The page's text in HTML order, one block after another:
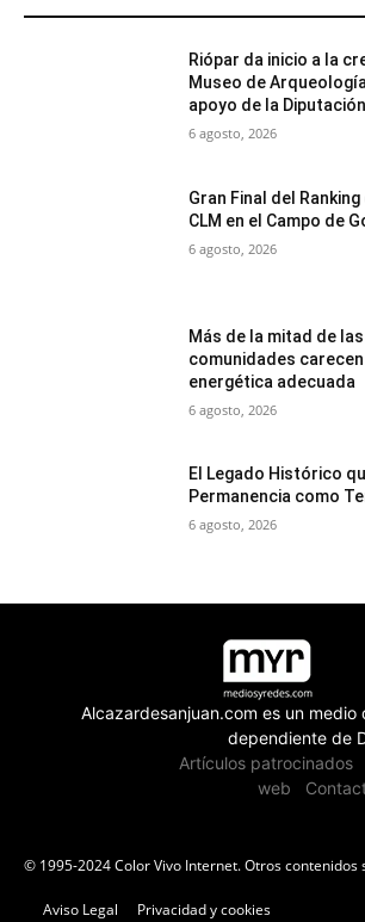
Riópar da inicio a la
Museo de
apoyo de la
6 agosto, 2026
Gran Final del
CLM en el Campo de
6 agosto, 2026
Más de la mitad de
comunidades
energética adecuada
6 agosto, 2026
El Legado Histórico
Permanencia como
6 agosto, 2026
Alcazardesanjuan.com es un medio
dependiente de
Artículos patrocinados
web
© 1995-2024 Color Vivo Internet. Otros contenidos
Aviso Legal Privacidad y cookies